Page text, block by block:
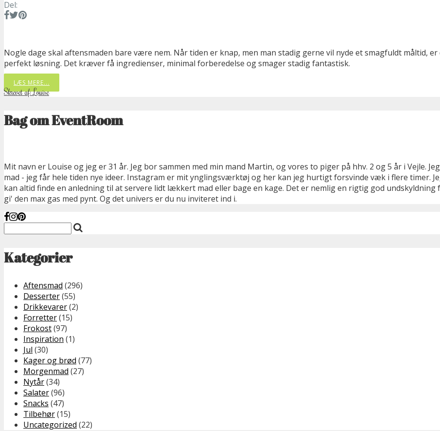
Del:
Nogle dage skal aftensmaden bare være nem. Når tiden er knap, men man stadig gerne vil nyde et smagfuldt måltid,
perfekt løsning. Det kræver få ingredienser, minimal forberedelse og smager stadig fantastisk.
LÆS MERE...
Skrevet af: Louise
Bag om EventRoom
Mit navn er Louise og jeg er 31 år. Jeg bor sammen med min mand Martin, og vores to piger på hhv. 2 og 5 år i Vejle.
mad - jeg får hele tiden nye ideer. Instagram er mit ynglingsværktøj og her kan jeg hurtigt forsvinde væk i flere timer.
kan altid finde en anledning til at servere lidt lækkert mad eller bage en kage. Det er nemlig en rigtig god
gi' den max gas med pynt. Og det univers er du nu inviteret ind i.
Kategorier
Aftensmad (296)
Desserter(55)
Drikkevarer(2)
Forretter(15)
Frokost(97)
Inspiration (1)
Jul (30)
Kager og brød (77)
Morgenmad (27)
Nytår(34)
Salater(96)
Snacks (47)
Tilbehør(15)
Uncategorized (22)